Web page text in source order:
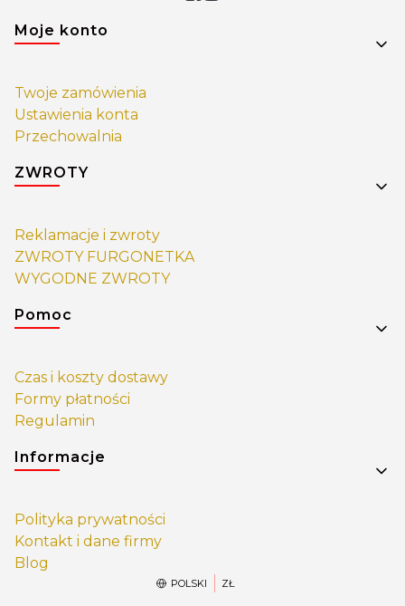
Linki w stopce
Moje konto
Twoje zamówienia
Ustawienia konta
Przechowalnia
ZWROTY
Reklamacje i zwroty
ZWROTY FURGONETKA
WYGODNE ZWROTY
Pomoc
Czas i koszty dostawy
Formy płatności
Regulamin
Informacje
Polityka prywatności
Kontakt i dane firmy
Blog
POLSKI ZŁ